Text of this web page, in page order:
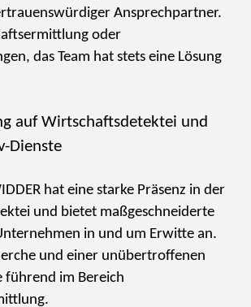
Ansprechpartner.
oder
das Team hat stets eine Lösung
auf Wirtschaftsdetektei und
Dienste
hat eine starke Präsenz in der
und bietet maßgeschneiderte
in und um Erwitte an.
und einer unübertroffenen
führend im Bereich